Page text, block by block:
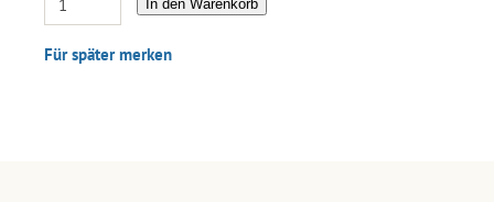
In den Warenkorb
Für später merken